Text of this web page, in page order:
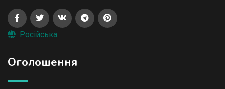
Російська
Оголошення